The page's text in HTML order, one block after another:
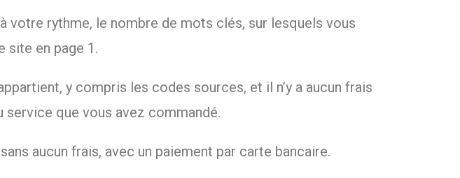
rythme, le nombre de mots clés, sur lesquels vous
site en page 1.
y compris les codes sources, et il n’y a aucun frais
service que vous avez commandé.
aucun frais, avec un paiement par carte bancaire.